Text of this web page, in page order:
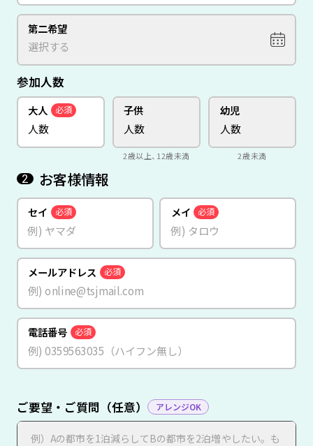
第二希望
参加人数
大人 必須 子供
2歳以上、12歳未満
幼児
2歳未満
2 お客様情報
セイ 必須 メイ 必須
メールアドレス 必須
電話番号 必須
ご要望・ご質問（任意） アレンジOK